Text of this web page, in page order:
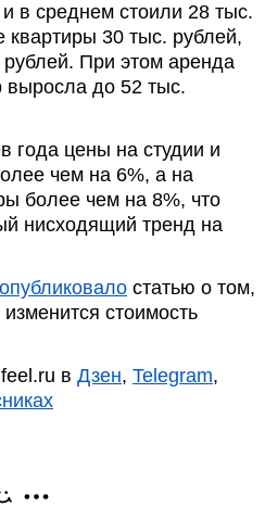
в среднем стоили 28 тыс.
квартиры 30 тыс. рублей,
При этом аренда
выросла до 52 тыс.
года цены на студии и
чем на 6%, а на
более чем на 8%, что
нисходящий тренд на
опубликовало статью о том,
изменится стоимость
в Дзен, Telegram,